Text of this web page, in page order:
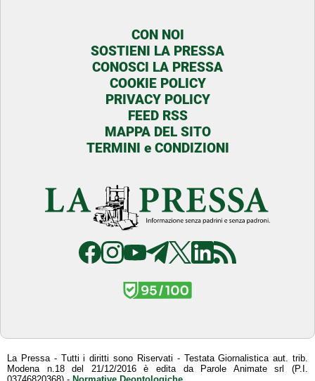
CON NOI
SOSTIENI LA PRESSA
CONOSCI LA PRESSA
COOKIE POLICY
PRIVACY POLICY
FEED RSS
MAPPA DEL SITO
TERMINI e CONDIZIONI
La Pressa - Tutti i diritti sono Riservati - Testata Giornalistica aut. trib.
Modena n.18 del 21/12/2016 è edita da Parole Animate srl (P.I.